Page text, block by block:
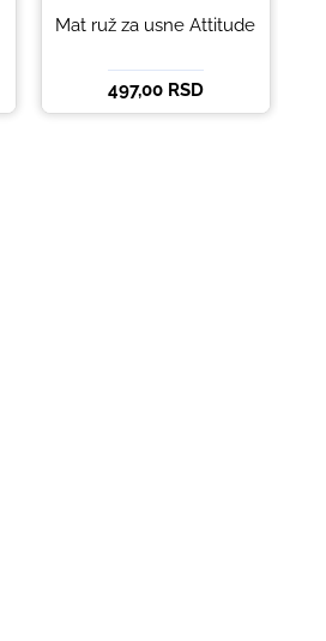
Mat ruž za usne Attitude
497,00 RSD